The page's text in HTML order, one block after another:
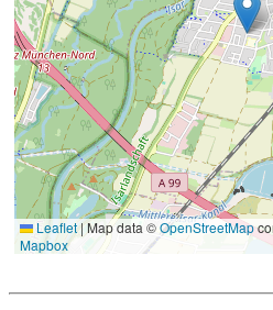
Leaflet|Map data ©OpenStreetMap
Mapbox